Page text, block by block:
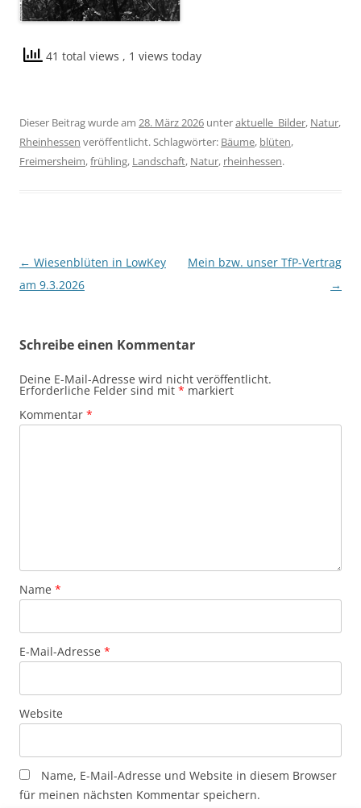
41 total views , 1 views today
Dieser Beitrag wurde am 28. März 2026 unteraktuelle_Bilder, Natur,
Rheinhessen veröffentlicht. Schlagwörter: Bäume, blüten,
Freimersheim,frühling, Landschaft, Natur, rheinhessen.
Beitragsnavigation
← Wiesenblüten in LowKey
am 9.3.2026
Mein bzw. unser TfP-Vertrag
→
Schreibe einen Kommentar
Deine E-Mail-Adresse wird nicht veröffentlicht.
Erforderliche Felder sind mit * markiert
Kommentar *
Name *
E-Mail-Adresse *
Website
Name, E-Mail-Adresse und Website in diesem Browser
für meinen nächsten Kommentar speichern.